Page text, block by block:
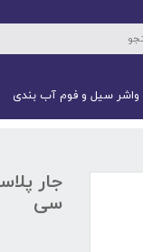
واشر سیل و فوم آب‌ بندی
سی